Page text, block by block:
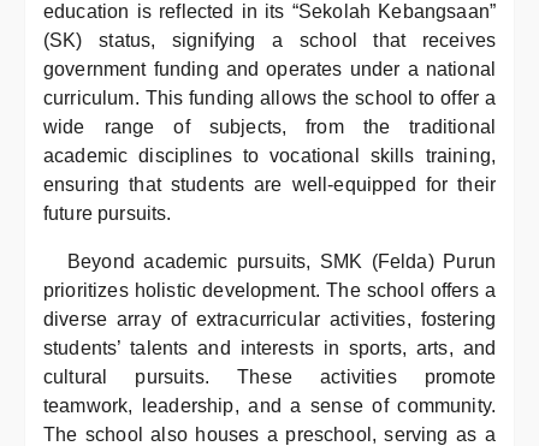
education is reflected in its “Sekolah Kebangsaan”
(SK) status, signifying a school that receives
government funding and operates under a national
curriculum. This funding allows the school to offer a
wide range of subjects, from the traditional
academic disciplines to vocational skills training,
ensuring that students are well-equipped for their
future pursuits.
Beyond academic pursuits, SMK (Felda) Purun
prioritizes holistic development. The school offers a
diverse array of extracurricular activities, fostering
students’ talents and interests in sports, arts, and
cultural pursuits. These activities promote
teamwork, leadership, and a sense of community.
The school also houses a preschool, serving as a